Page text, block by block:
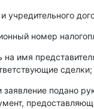
учредительного
номер
на имя
сделки;
заявление подано